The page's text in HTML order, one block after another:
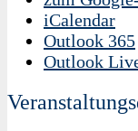
iCalendar
Outlook 365
Outlook